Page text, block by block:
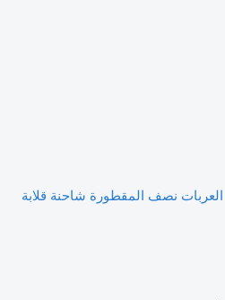
العربات نصف المقطورة شاحنة قلابة